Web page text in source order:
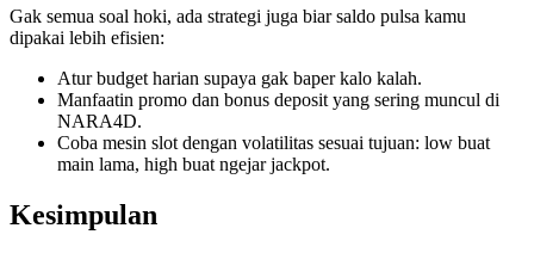
Gak semua soal hoki, ada strategi juga biar saldo pulsa kamu
dipakai lebih efisien:
Atur budget harian supaya gak baper kalo kalah.
Manfaatin promo dan bonus deposit yang sering muncul di
NARA4D.
Coba mesin slot dengan volatilitas sesuai tujuan: low buat
main lama, high buat ngejar jackpot.
Kesimpulan